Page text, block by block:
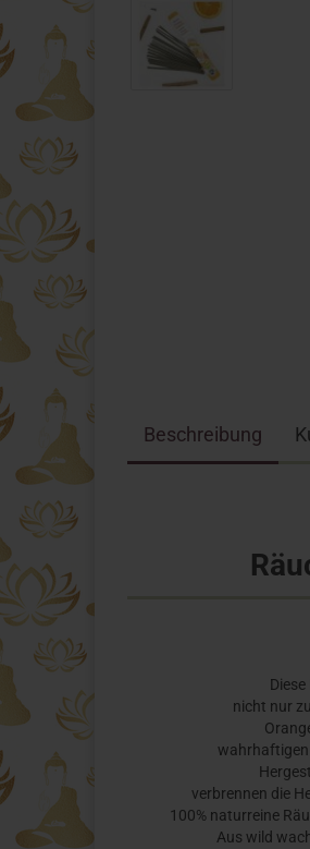
Beschreibung
nicht nur
wahrhaftigen
verbrennen die
100% naturreine
Aus wild